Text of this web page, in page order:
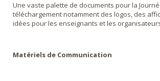
Une vaste palette de documents pour la
téléchargement notamment des logos, des
idées pour les enseignants et les
Matériels de Communication